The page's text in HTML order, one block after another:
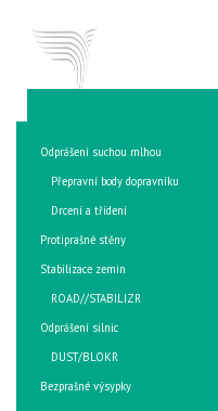
JSME VIVO CONSULT
KOMPLEXNÍ ŘEŠENÍ PRACHU
VIVO
KONTAKT
Produkty
Služby
Reference
Blog
Kontakt
Odprášení suchou mlhou
Přepravní body dopravníku
Drcení a třídení
Protiprašné stěny
Stabilizace zemin
ROAD//STABILIZR
Odprášení silnic
DUST/BLOKR
Bezprašné výsypky